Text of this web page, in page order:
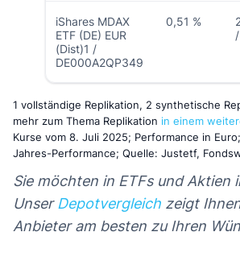
iShares MDAX
ETF (DE) EUR
(Dist)1 /
DE000A2QP349
0,51 %
1 vollständige Replikation, 2 synthetische
mehr zum Thema Replikation in einem
Kurse vom 8. Juli 2025; Performance in
Jahres-Performance; Quelle: Justetf,
Sie möchten in ETFs und Aktien
UnserDepotvergleich zeigt
Anbieter am besten zu Ihren